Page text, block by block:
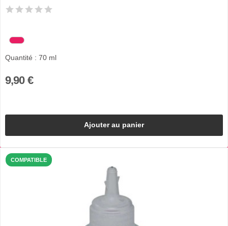
Quantité : 70 ml
9,90 €
Ajouter au panier
COMPATIBLE